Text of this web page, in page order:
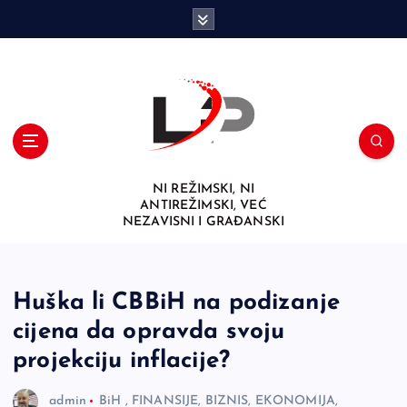
NI REŽIMSKI, NI
ANTIREŽIMSKI, VEĆ
NEZAVISNI I GRAĐANSKI
Huška li CBBiH na podizanje
cijena da opravda svoju
projekciju inflacije?
admin BiH , FINANSIJE, BIZNIS, EKONOMIJA,